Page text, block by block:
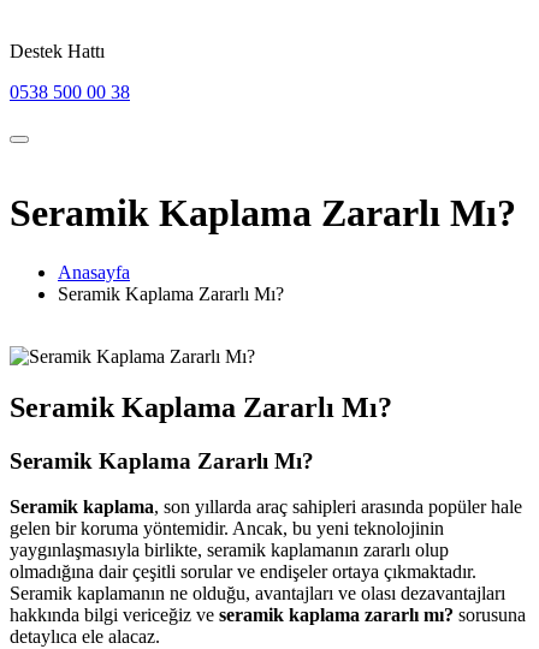
Destek Hattı
0538 500 00 38
Seramik Kaplama Zararlı Mı?
Anasayfa
Seramik Kaplama Zararlı Mı?
Seramik Kaplama Zararlı Mı?
Seramik Kaplama Zararlı Mı?
Seramik kaplama, son yıllarda araç sahipleri arasında popüler hale
gelen bir koruma yöntemidir. Ancak, bu yeni teknolojinin
yaygınlaşmasıyla birlikte, seramik kaplamanın zararlı olup
olmadığına dair çeşitli sorular ve endişeler ortaya çıkmaktadır.
Seramik kaplamanın ne olduğu, avantajları ve olası dezavantajları
hakkında bilgi vericeğiz ve seramik kaplama zararlı mı? sorusuna
detaylıca ele alacaz.